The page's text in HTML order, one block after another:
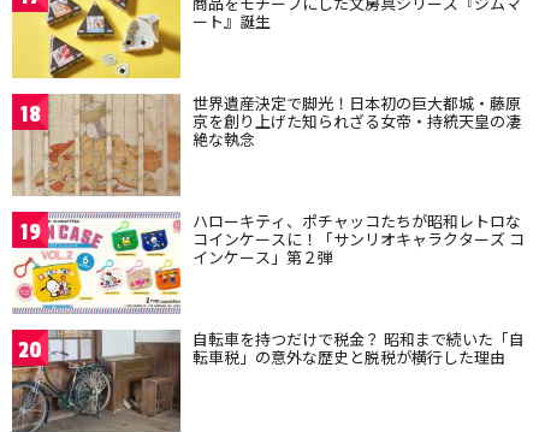
ート』誕生
18 世界遺産決定で脚光！日本初の巨大都城・藤原
京を創り上げた知られざる女帝・持統天皇の凄
絶な執念
19 ハローキティ、ポチャッコたちが昭和レトロな
コインケースに！「サンリオキャラクターズ コ
インケース」第２弾
20 自転車を持つだけで税金？ 昭和まで続いた「自
転車税」の意外な歴史と脱税が横行した理由